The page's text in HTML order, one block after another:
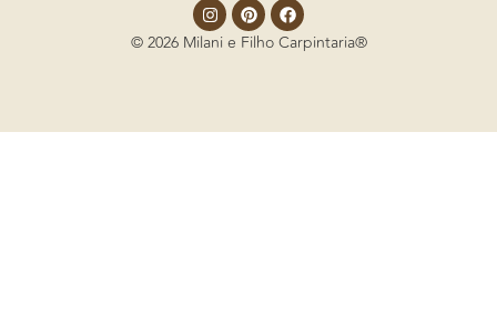
© 2026 Milani e Filho Carpintaria®